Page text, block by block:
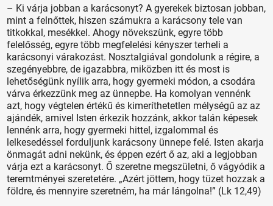
– Ki várja jobban a karácsonyt? A gyerekek biztosan jobban,
mint a felnőttek, hiszen számukra a karácsony tele van
titkokkal, mesékkel. Ahogy növekszünk, egyre több
felelősség, egyre több megfelelési kényszer terheli a
karácsonyi várakozást. Nosztalgiával gondolunk a régire, a
szegényebbre, de igazabbra, miközben itt és most is
lehetőségünk nyílik arra, hogy gyermeki módon, a csodára
várva érkezzünk meg az ünnepbe. Ha komolyan vennénk
azt, hogy végtelen értékű és kimeríthetetlen mélységű az az
ajándék, amivel Isten érkezik hozzánk, akkor talán képesek
lennénk arra, hogy gyermeki hittel, izgalommal és
lelkesedéssel forduljunk karácsony ünnepe felé. Isten akarja
önmagát adni nekünk, és éppen ezért ő az, aki a legjobban
várja ezt a karácsonyt. Ő szeretne megszületni, ő vágyódik a
teremtményei szeretetére. „Azért jöttem, hogy tüzet hozzak a
földre, és mennyire szeretném, ha már lángolna!” (Lk 12,49)